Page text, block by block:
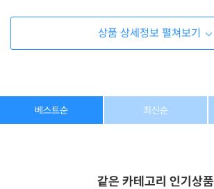
상품 상세정보 펼쳐보기
상호/대표자 (주) 동이커머스
베스트순 최신순
같은 카테고리 인기상품